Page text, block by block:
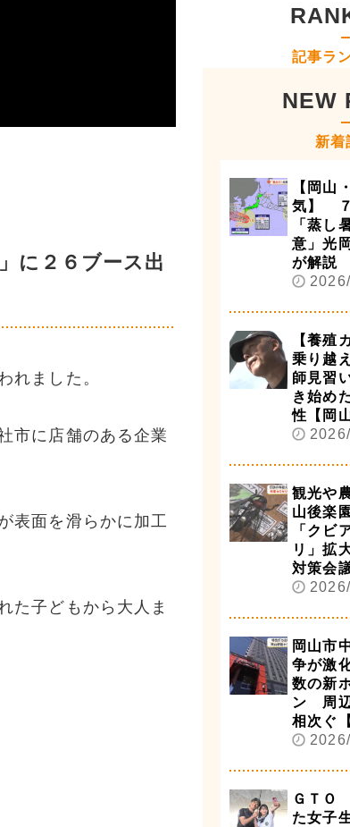
に２６ブース出
れました。
市に店舗のある企業
表面を滑らかに加工
た子どもから大人ま
記事ラ
NEW
新着
【岡山
気】 ７
「蒸し
意」光
が解説
【養殖
乗り越
師見習
き始め
性【岡山
観光や
山後楽
「クビ
リ」拡
対策会
岡山市
争が激
数の新
ン 周
相次ぐ
ＧＴＯ
た女子